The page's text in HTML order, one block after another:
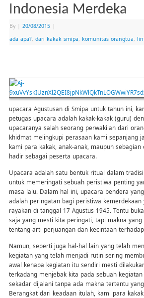
Indonesia Merdeka
By 20/08/2015
ada apa?, dari kakak smipa, komunitas orangtua,
upacara Agustusan di Smipa untuk tahun ini,
petugas upacara adalah kakak-kakak (guru)
upacaranya salah seorang perwakilan dari
khidmat melingkupi perasaan kami sepanjang
kami para kakak, anak-anak, maupun
hadir sebagai peserta upacara.
Upacara adalah satu bentuk ritual dalam
untuk memeringati sebuah peristiwa penting
masa lalu. Dalam hal ini, upacara bendera
adalah peringatan bagi peristiwa kemerdekaan
rayakan di tanggal 17 Agustus 1945. Tentu
saja yang mesti kita peringati, tapi makna
tentang arti perjuangan dan kecintaan
Namun, seperti juga hal-hal lain yang telah
kegiatan yang telah menjadi rutin sering
awal kenapa kegiatan itu sendiri mesti
terkadang menjebak kita pada sebuah
sekadar dijalani tanpa ada makna tertentu
Berangkat dari keadaan itulah, kami para